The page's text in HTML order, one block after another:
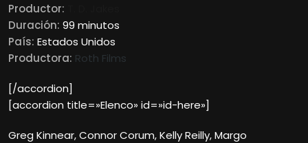
Productor:
Duración: 99 minutos
País: Estados Unidos
Productora: Roth Films
[/accordion]
[accordion title=»Elenco» id=»id-here»]
Greg Kinnear, Connor Corum, Kelly Reilly, Margo